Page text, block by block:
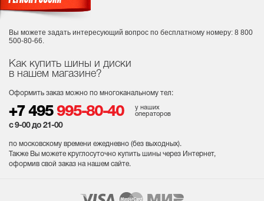
Как купить шины и диски
в нашем магазине?
Оформить заказ можно по многоканальному тел:
+7 495 995-80-40
у наших
операторов
с 9-00 до 21-00
по московскому времени ежедневно (без выходных).
Также Вы можете круглосуточно купить шины через Интернет,
оформив свой заказ на нашем сайте.
Вы можете задать интересующий вопрос по бесплатному номеру: 8 800
500-80-66.